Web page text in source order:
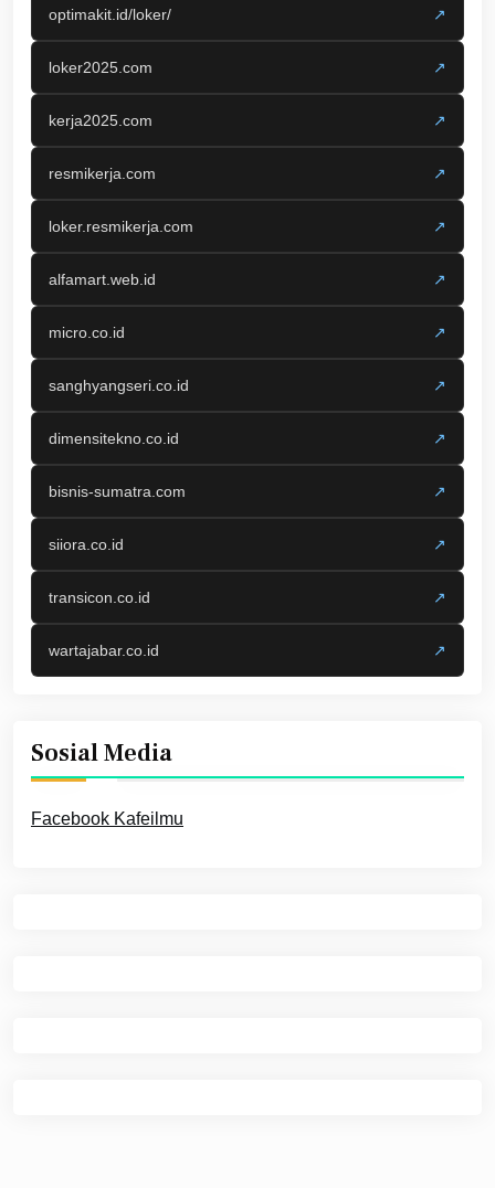
optimakit.id/loker/ ↗
loker2025.com ↗
kerja2025.com ↗
resmikerja.com ↗
loker.resmikerja.com ↗
alfamart.web.id ↗
micro.co.id ↗
sanghyangseri.co.id ↗
dimensitekno.co.id ↗
bisnis-sumatra.com ↗
siiora.co.id ↗
transicon.co.id ↗
wartajabar.co.id ↗
Sosial Media
Facebook Kafeilmu